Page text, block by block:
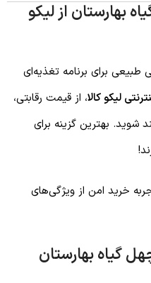
بهارستان از لیکو
برای برنامه تغذیه‌ای
لیکو کالا، از قیمت رقابتی،
شوید. بهترین گزینه برای
خرید امن از ویژگی‌های
گیاه بهارستان